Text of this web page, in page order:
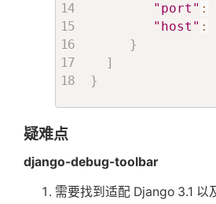
"port" :
"host" :
}
]
}
疑难点
django-debug-toolbar
需要找到适配 Django 3.1